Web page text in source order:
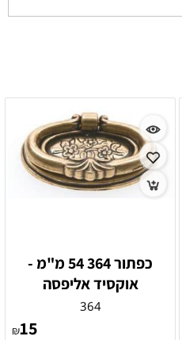
כפתור 364 54 מ"מ -
אוקסיד אליפסה
364
₪15